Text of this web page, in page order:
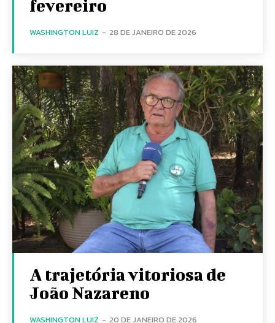
fevereiro
WASHINGTON LUIZ - 28 DE JANEIRO DE 2026
A trajetória vitoriosa de
João Nazareno
WASHINGTON LUIZ - 20 DE JANEIRO DE 2026